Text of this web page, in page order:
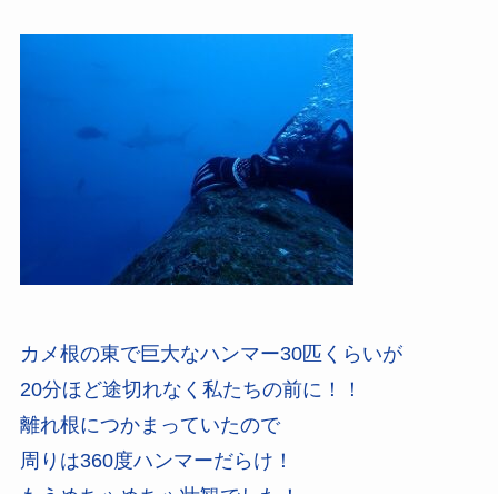
カメ根の東で巨大なハンマー30匹くらいが
20分ほど途切れなく私たちの前に！！
離れ根につかまっていたので
周りは360度ハンマーだらけ！